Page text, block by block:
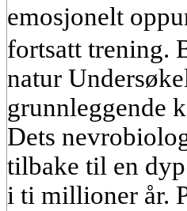
emosjonelt
fortsatt trening.
natur
grunnleggende
Dets
tilbake til en
i ti millioner år.